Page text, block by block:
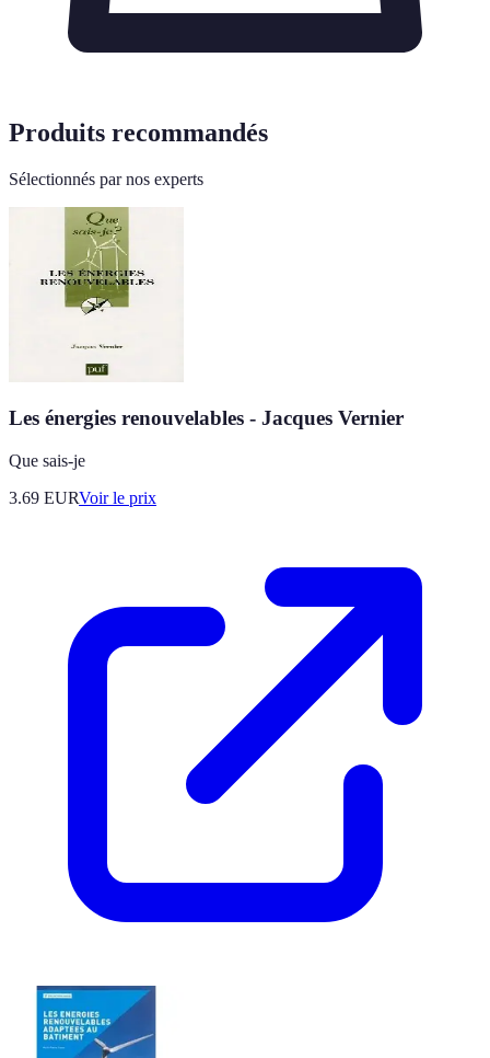
Produits recommandés
Sélectionnés par nos experts
Les énergies renouvelables - Jacques Vernier
Que sais-je
3.69 EURVoir le prix